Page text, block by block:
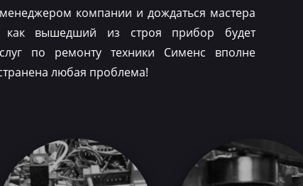
компании и дождаться мастера
вышедший из строя прибор будет
по ремонту техники Сименс вполне
любая проблема!